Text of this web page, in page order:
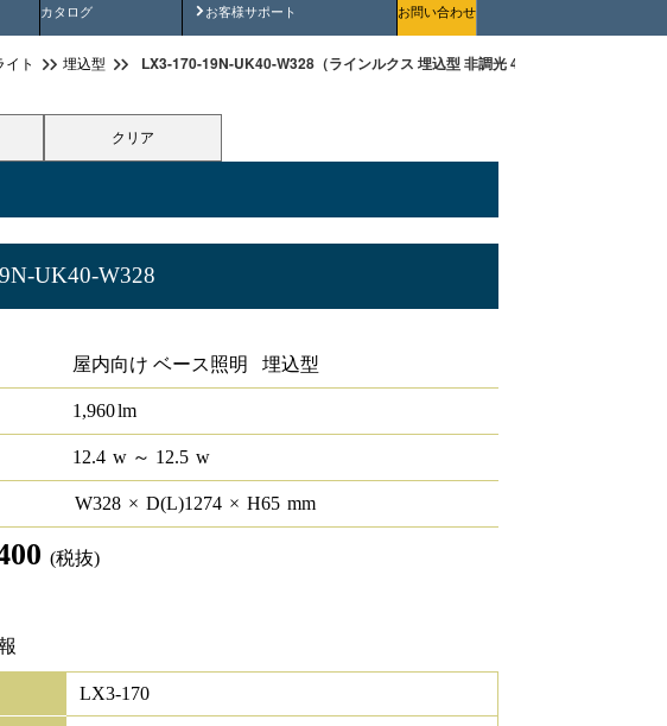
カタログ お客様サポート
安全にご使用いただくためにお問い合わせ
ト 埋込型 LX3-170-19N-UK40-W328（ラインルクス 埋込型 非調光 40形 幅300 ）
クリア
UK40-W328
屋内向け ベース照明 埋込型
1,960lm
12.4 w ～ 12.5 w
W328 × D(L)1274 × H65 mm
(税抜)
LX3-170